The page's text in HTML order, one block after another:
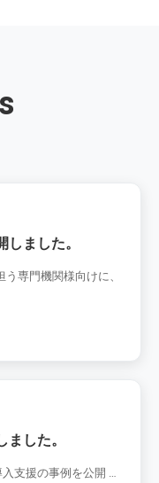
ました。
専門機関様向けに、
した。
支援の事例を公開 …